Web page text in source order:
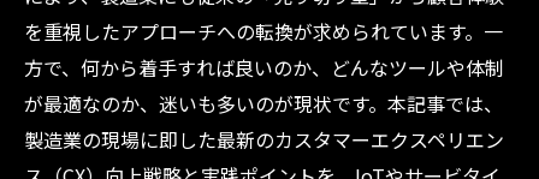
を重視したアプローチへの転換が求められています。一
方で、何から着手すれば良いのか、どんなツールや体制
が最適なのか、迷いも多いのが現状です。本記事では、
製造業の現場に即した最新のカスタマーエクスペリエン